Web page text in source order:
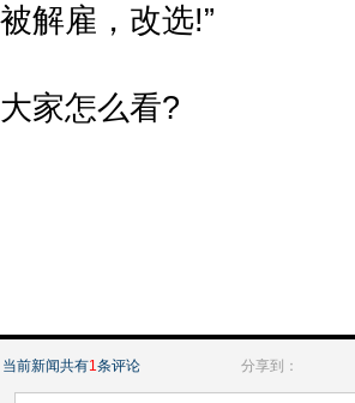
被解雇，改选!”
大家怎么看?
当前新闻共有1条评论 分享到：